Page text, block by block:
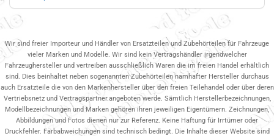
Wir sind freier Importeur und Händler von Ersatzteilen und Zubehörteilen für Fahrzeuge
vieler Marken und Modelle. Wir sind kein Vertragshändler irgendwelcher
Fahrzeughersteller und vertreiben ausschließlich Waren die im freien Handel erhältlich
sind. Dies beinhaltet neben sogenannten Zubehörteilen namhafter Hersteller durchaus
auch Ersatzteile die von den Markenhersteller über den freien Teilehandel oder über deren
Vertriebsnetz und Vertragspartner.angeboten werde. Sämtlich Herstellerbezeichnungen,
Modellbezeichnungen und Marken gehören ihren jeweiligen Eigentümern. Zeichnungen,
Abbildungen und Fotos dienen nur zur Referenz. Keine Haftung für Irrtümer oder
Druckfehler. Farbabweichungen sind technisch bedingt. Die Inhalte dieser Website sind